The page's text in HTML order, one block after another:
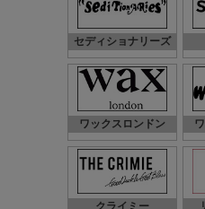
セディショナリーズ
ワックスロンドン
クライミー